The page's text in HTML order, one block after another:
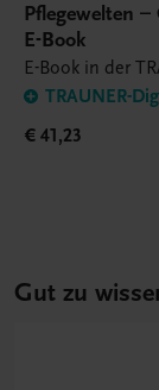
Pflegewelten
E-Book
E-Book in der
TRAUNER-
€ 41,23
Gut zu